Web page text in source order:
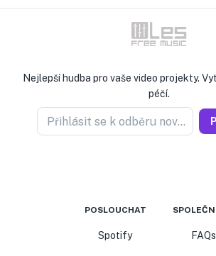
Nejlepší hudba pro vaše video projekty.
péčí.
Přihlásit se k odběru novinek
POSLOUCHAT
Spotify FAQs